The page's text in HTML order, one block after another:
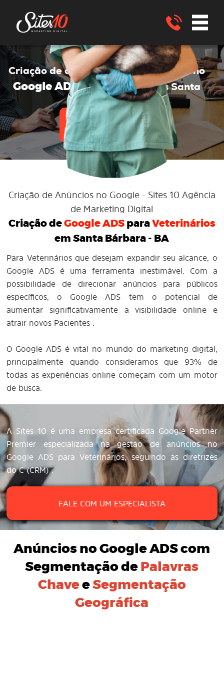
Criação de anúncios noGoogle ADS no
Google ADSpara VeterináriosSanta
Bárbara - BA
ENVIE UM WHATSAPP
Criação de Anúncios no Google - Sites 10 Agência
de Marketing Digital
Criação de Google ADSpara Veterinários
em Santa Bárbara - BA
Para Veterinários que desejam expandir seu alcance, o
Google ADS é uma ferramenta inestimável. Com a
possibilidade de direcionar anúncios para públicos
específicos, o Google ADS tem o potencial de
aumentar significativamente a visibilidade online e
atrair novos Pacientes .
O Google ADS é vital no mundo do marketing digital,
principalmente quando consideramos que 93% de
todas as experiências online começam com um motor
de busca.
A Sites 10 é uma empresa certificada Google Partner
Premier especializada na gestão de anúncios no
Google ADS para Veterinários, seguindo as diretrizes
do C (CRM) .
FALE COM UM ESPECIALISTA
Anúncios no Google ADS com
Segmentação de Palavras
ChaveeSegmentação
Geográfica